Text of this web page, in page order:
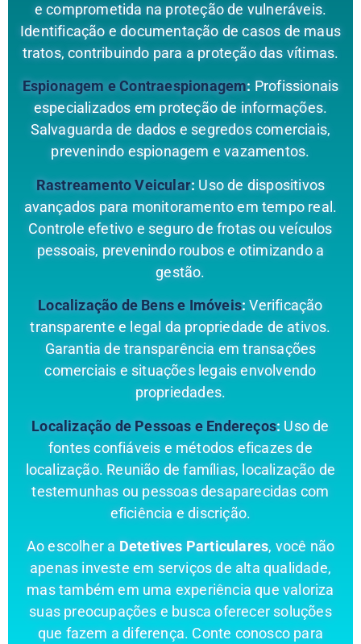
e comprometida na proteção de vulneráveis.
Identificação e documentação de casos de maus
tratos, contribuindo para a proteção das vítimas.
Espionagem e Contraespionagem: Profissionais
especializados em proteção de informações.
Salvaguarda de dados e segredos comerciais,
prevenindo espionagem e vazamentos.
Rastreamento Veicular: Uso de dispositivos
avançados para monitoramento em tempo real.
Controle efetivo e seguro de frotas ou veículos
pessoais, prevenindo roubos e otimizando a
gestão.
Localização de Bens e Imóveis: Verificação
transparente e legal da propriedade de ativos.
Garantia de transparência em transações
comerciais e situações legais envolvendo
propriedades.
Localização de Pessoas e Endereços: Uso de
fontes confiáveis e métodos eficazes de
localização. Reunião de famílias, localização de
testemunhas ou pessoas desaparecidas com
eficiência e discrição.
Ao escolher a Detetives Particulares, você não
apenas investe em serviços de alta qualidade,
mas também em uma experiência que valoriza
suas preocupações e busca oferecer soluções
que fazem a diferença. Conte conosco para